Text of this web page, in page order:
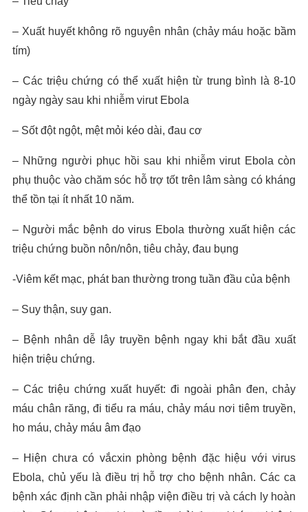
– Xuất huyết không rõ nguyên nhân (chảy máu hoặc bầm
tím)
– Các triệu chứng có thể xuất hiện từ trung bình là 8-10
ngày ngày sau khi nhiễm virut Ebola
– Sốt đột ngột, mệt mỏi kéo dài, đau cơ
– Những người phục hồi sau khi nhiễm virut Ebola còn
phụ thuộc vào chăm sóc hỗ trợ tốt trên lâm sàng có kháng
thể tồn tại ít nhất 10 năm.
– Người mắc bệnh do virus Ebola thường xuất hiện các
triệu chứng buồn nôn/nôn, tiêu chảy, đau bụng
-Viêm kết mạc, phát ban thường trong tuần đầu của bệnh
– Suy thận, suy gan.
– Bệnh nhân dễ lây truyền bệnh ngay khi bắt đầu xuất
hiện triệu chứng.
– Các triệu chứng xuất huyết: đi ngoài phân đen, chảy
máu chân răng, đi tiểu ra máu, chảy máu nơi tiêm truyền,
ho máu, chảy máu âm đạo
– Hiện chưa có vắcxin phòng bệnh đặc hiệu với virus
Ebola, chủ yếu là điều trị hỗ trợ cho bệnh nhân. Các ca
bệnh xác định cần phải nhập viện điều trị và cách ly hoàn